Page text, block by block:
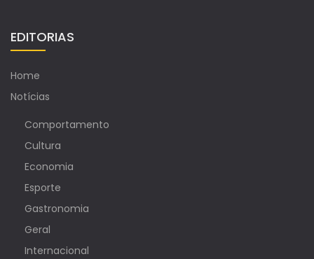
EDITORIAS
Home
Notícias
Comportamento
Cultura
Economia
Esporte
Gastronomia
Geral
Internacional